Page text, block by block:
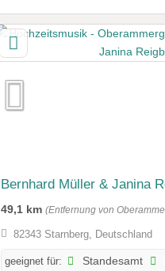
Bernhard Müller & Janina
49,1 km (Entfernung von
82343 Starnberg, Deutschland
geeignet für: Standesamt